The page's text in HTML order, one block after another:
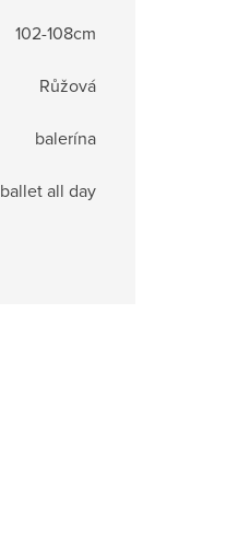
102-108cm
Růžová
balerína
ballet all day